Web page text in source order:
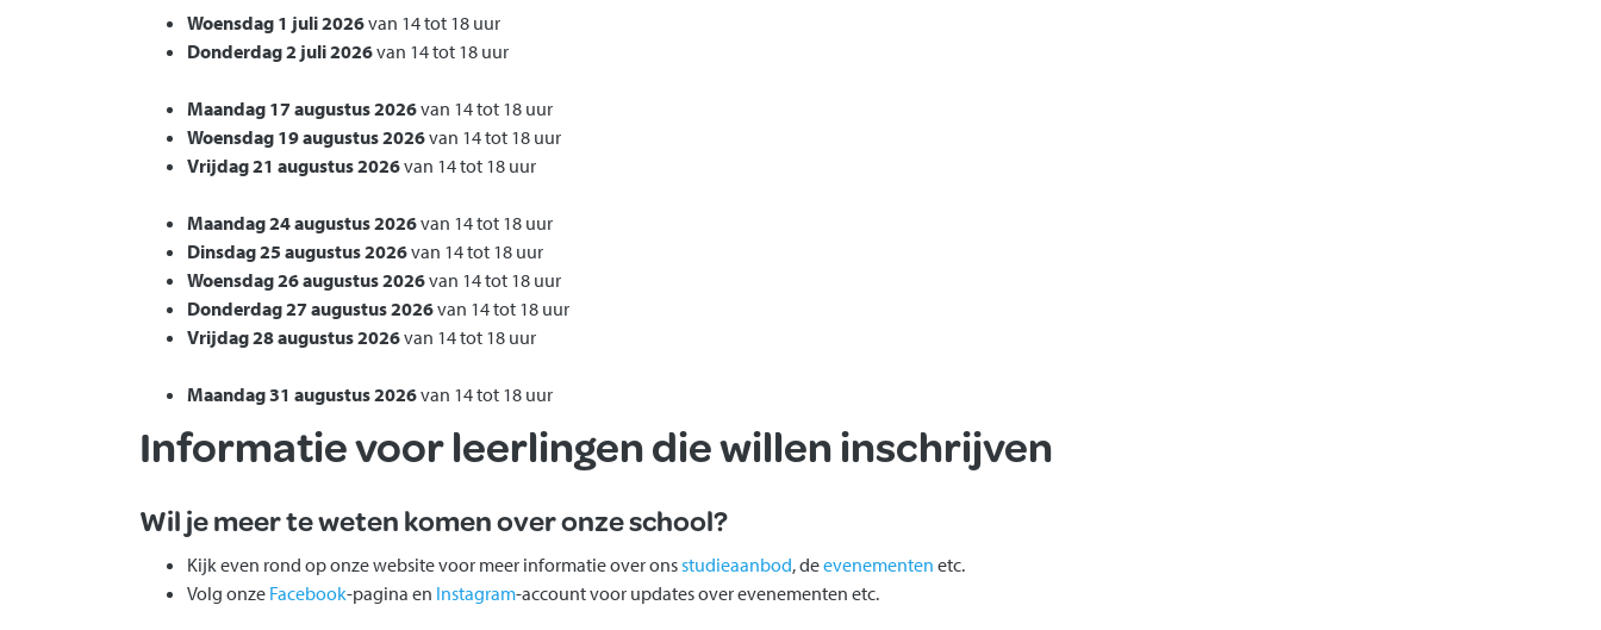
Woensdag 1 juli 2026van 14 tot 18 uur
Donderdag 2 juli 2026van 14 tot 18 uur
Maandag 17 augustus 2026van 14 tot 18 uur
Woensdag 19 augustus 2026van 14 tot 18 uur
Vrijdag 21 augustus 2026van 14 tot 18 uur
Maandag 24 augustus 2026van 14 tot 18 uur
Dinsdag 25 augustus 2026van 14 tot 18 uur
Woensdag 26 augustus 2026van 14 tot 18 uur
Donderdag 27 augustus 2026van 14 tot 18 uur
Vrijdag 28 augustus 2026van 14 tot 18 uur
Maandag 31 augustus 2026van 14 tot 18 uur
Informatie voor leerlingen die willen inschrijven
Wil je meer te weten komen over onze school?
Kijk even rond op onze website voor meer informatie over onsstudieaanbod, deevenementen etc.
Volg onze Facebook-pagina en Instagram-account voor updates over evenementen etc.